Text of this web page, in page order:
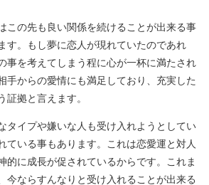
この先も良い関係を続けることが出来る事
す。もし夢に恋人が現れていたのであれ
事を考えてしまう程に心が一杯に満たされ
手からの愛情にも満足しており、充実した
証拠と言えます。
タイプや嫌いな人も受け入れようとしてい
ている事もあります。これは恋愛運と対人
的に成長が促されているからです。これま
今ならすんなりと受け入れることが出来る